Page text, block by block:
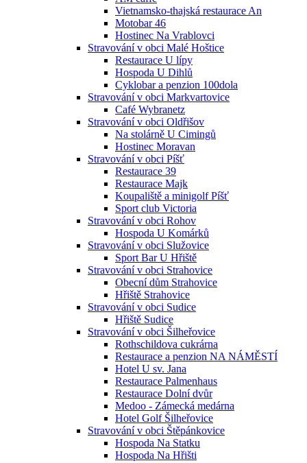
Vietnamsko-thajská restaurace An
Motobar 46
Hostinec Na Vrablovci
Stravování v obci Malé Hoštice
Restaurace U lípy
Hospoda U Dihlů
Cyklobar a penzion 100dola
Stravování v obci Markvartovice
Café Wybranetz
Stravování v obci Oldřišov
Na stolárně U Cimingů
Hostinec Moravan
Stravování v obci Píšť
Restaurace 39
Restaurace Majk
Koupaliště a minigolf Píšť
Sport club Victoria
Stravování v obci Rohov
Hospoda U Komárků
Stravování v obci Služovice
Sport Bar U Hřiště
Stravování v obci Strahovice
Obecní dům Strahovice
Hřiště Strahovice
Stravování v obci Sudice
Hřiště Sudice
Stravování v obci Šilheřovice
Rothschildova cukrárna
Restaurace a penzion NA NÁMĚSTÍ
Hotel U sv. Jana
Restaurace Palmenhaus
Restaurace Dolní dvůr
Medoo - Zámecká medárna
Hotel Golf Šilheřovice
Stravování v obci Štěpánkovice
Hospoda Na Statku
Hospoda Na Hřišti